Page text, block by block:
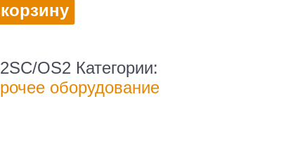
OS2 Категории:
оборудование